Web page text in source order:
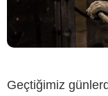
Geçtiğimiz